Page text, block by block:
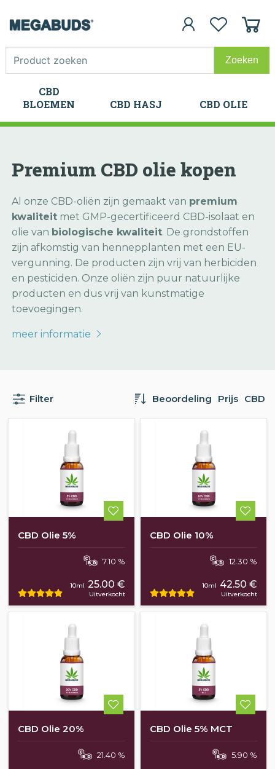
CBD
BLOEMEN
CBD HASJ CBD OLIE
CBD
BLOEMEN
CBD HASJ CBD OLIE
Premium CBD olie kopen
Al onze CBD-oliën zijn gemaakt van premium
kwaliteitmet GMP-gecertificeerd CBD-isolaat en
olie van biologische kwaliteit. De grondstoffen
zijn afkomstig van hennepplanten met een EU-
vergunning. De producten zijn vrij van herbiciden
en pesticiden. Onze oliën zijn puur natuurlijke
producten en dus vrij van kunstmatige
toevoegingen.
meer informatie
Filter Beoordeling Prijs CBD
CBD Olie 5%
7.10 %
10ml 25.00 €
Uitverkocht
CBD Olie 10%
12.30 %
10ml 42.50 €
Uitverkocht
CBD Olie 20%
21.40 %
CBD Olie 5% MCT
5.90 %